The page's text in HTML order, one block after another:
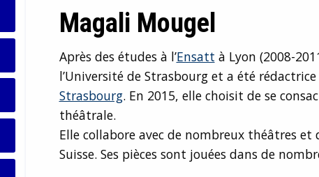
Magali Mougel
Après des études à l’Ensatt à Lyon (2008-
l’Université de Strasbourg et a été
Strasbourg. En 2015, elle choisit de se
théâtrale.
Elle collabore avec de nombreux théâtres et
Suisse. Ses pièces sont jouées dans de